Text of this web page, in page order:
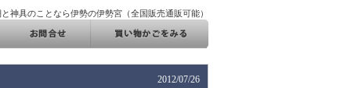
神具のことなら伊勢の伊勢宮（全国販売通販可能）
2012/07/26